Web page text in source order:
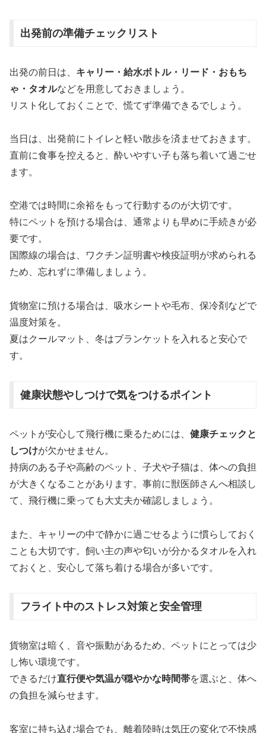
出発前の準備チェックリスト
出発の前日は、 キャリー・給水ボトル・リード・おもち
ゃ・タオルなどを用意しておきましょう。
リスト化しておくことで、慌てず準備できるでしょう。
当日は、出発前にトイレと軽い散歩を済ませておきます。
直前に食事を控えると、酔いやすい子も落ち着いて過ごせ
ます。
空港では時間に余裕をもって行動するのが大切です。
特にペットを預ける場合は、通常よりも早めに手続きが必
要です。
国際線の場合は、ワクチン証明書や検疫証明が求められる
ため、忘れずに準備しましょう。
貨物室に預ける場合は、吸水シートや毛布、保冷剤などで
温度対策を。
夏はクールマット、冬はブランケットを入れると安心で
す。
健康状態やしつけで気をつけるポイント
ペットが安心して飛行機に乗るためには、 健康チェックと
しつけが欠かせません。
持病のある子や高齢のペット、子犬や子猫は、体への負担
が大きくなることがあります。事前に獣医師さんへ相談し
て、飛行機に乗っても大丈夫か確認しましょう。
また、キャリーの中で静かに過ごせるように慣らしておく
ことも大切です。飼い主の声や匂いが分かるタオルを入れ
ておくと、安心して落ち着ける場合が多いです。
フライト中のストレス対策と安全管理
貨物室は暗く、音や振動があるため、ペットにとっては少
し怖い環境です。
できるだけ直行便や気温が穏やかな時間帯を選ぶと、体へ
の負担を減らせます。
客室に持ち込む場合でも、離着陸時は気圧の変化で不快感